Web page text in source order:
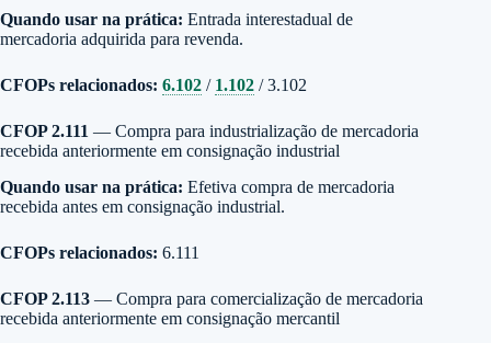
Quando usar na prática: Entrada interestadual de
mercadoria adquirida para revenda.
CFOPs relacionados: 6.102 / 1.102 / 3.102
CFOP 2.111 — Compra para industrialização de mercadoria
recebida anteriormente em consignação industrial
Quando usar na prática: Efetiva compra de mercadoria
recebida antes em consignação industrial.
CFOPs relacionados: 6.111
CFOP 2.113 — Compra para comercialização de mercadoria
recebida anteriormente em consignação mercantil